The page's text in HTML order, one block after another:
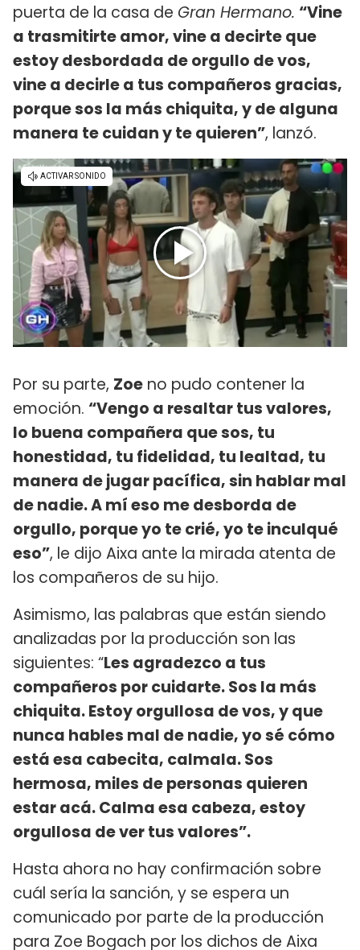
puerta de la casa de Gran Hermano. “Vine
a trasmitirte amor, vine a decirte que
estoy desbordada de orgullo de vos,
vine a decirle a tus compañeros gracias,
porque sos la más chiquita, y de alguna
manera te cuidan y te quieren”, lanzó.
Por su parte, Zoe no pudo contener la
emoción. “Vengo a resaltar tus valores,
lo buena compañera que sos, tu
honestidad, tu fidelidad, tu lealtad, tu
manera de jugar pacífica, sin hablar mal
de nadie. A mí eso me desborda de
orgullo, porque yo te crié, yo te inculqué
eso”, le dijo Aixa ante la mirada atenta de
los compañeros de su hijo.
Asimismo, las palabras que están siendo
analizadas por la producción son las
siguientes: “Les agradezco a tus
compañeros por cuidarte. Sos la más
chiquita. Estoy orgullosa de vos, y que
nunca hables mal de nadie, yo sé cómo
está esa cabecita, calmala. Sos
hermosa, miles de personas quieren
estar acá. Calma esa cabeza, estoy
orgullosa de ver tus valores”.
Hasta ahora no hay confirmación sobre
cuál sería la sanción, y se espera un
comunicado por parte de la producción
para Zoe Bogach por los dichos de Aixa